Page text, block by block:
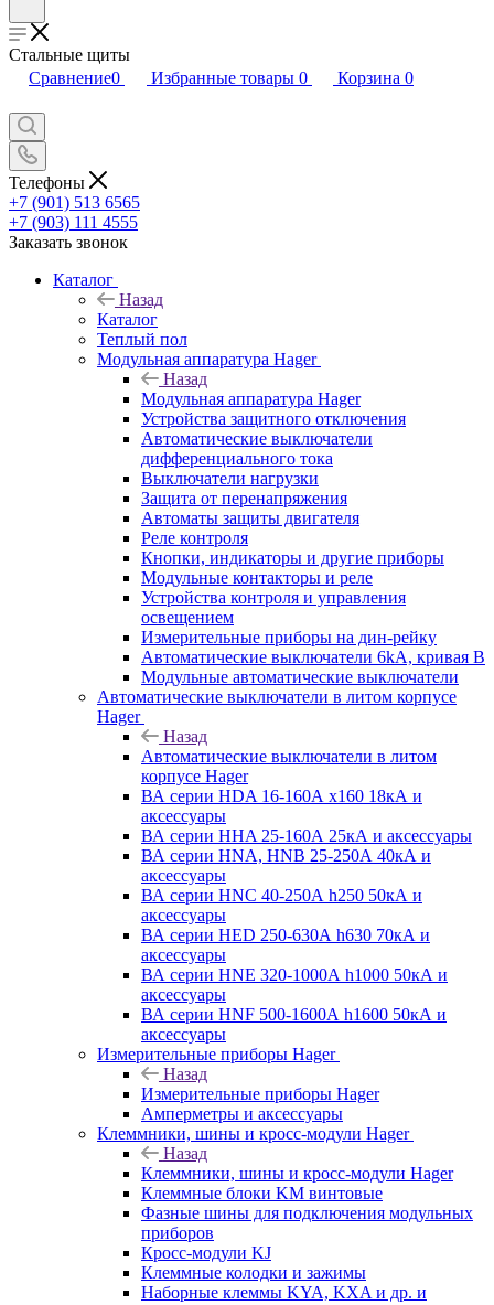
Стальные щиты
Сравнение0 Избранные товары 0 Корзина 0
Телефоны
+7 (901) 513 6565
+7 (903) 111 4555
Заказать звонок
Каталог
Назад
Каталог
Теплый пол
Модульная аппаратура Hager
Назад
Модульная аппаратура Hager
Устройства защитного отключения
Автоматические выключатели
дифференциального тока
Выключатели нагрузки
Защита от перенапряжения
Автоматы защиты двигателя
Реле контроля
Кнопки, индикаторы и другие приборы
Модульные контакторы и реле
Устройства контроля и управления
освещением
Измерительные приборы на дин-рейку
Автоматические выключатели 6kA, кривая В
Модульные автоматические выключатели
Автоматические выключатели в литом корпусе
Hager
Назад
Автоматические выключатели в литом
корпусе Hager
ВА серии HDA 16-160А x160 18кА и
аксессуары
ВА серии HHA 25-160А 25кА и аксессуары
ВА серии HNA, HNB 25-250А 40кА и
аксессуары
ВА серии HNC 40-250А h250 50кА и
аксессуары
ВА серии HED 250-630А h630 70кА и
аксессуары
ВА серии HNE 320-1000А h1000 50кА и
аксессуары
ВА серии HNF 500-1600А h1600 50кА и
аксессуары
Измерительные приборы Hager
Назад
Измерительные приборы Hager
Амперметры и аксессуары
Клеммники, шины и кросс-модули Hager
Назад
Клеммники, шины и кросс-модули Hager
Клеммные блоки KM винтовые
Фазные шины для подключения модульных
приборов
Кросс-модули KJ
Клеммные колодки и зажимы
Наборные клеммы KYA, KXA и др. и